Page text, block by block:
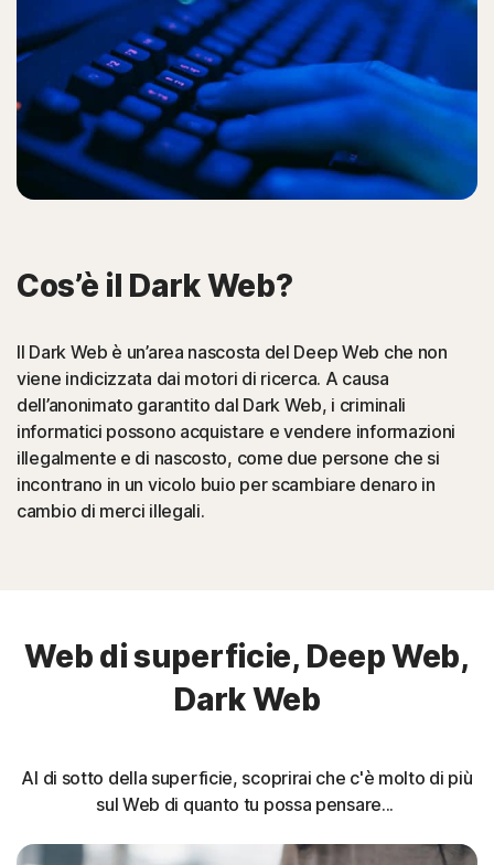
Cos’è il Dark Web?
Il Dark Web è un’area nascosta del Deep Web che non
viene indicizzata dai motori di ricerca. A causa
dell’anonimato garantito dal Dark Web, i criminali
informatici possono acquistare e vendere informazioni
illegalmente e di nascosto, come due persone che si
incontrano in un vicolo buio per scambiare denaro in
cambio di merci illegali.
Web di superficie, Deep Web,
Dark Web
Al di sotto della superficie, scoprirai che c'è molto di più
sul Web di quanto tu possa pensare...